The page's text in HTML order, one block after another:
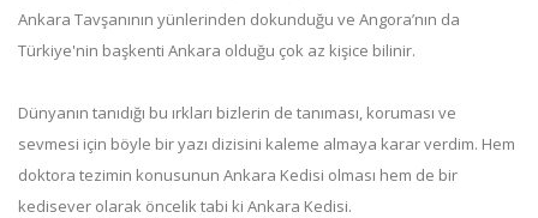
Ankara Tavşanının yünlerinden dokunduğu ve Angora’nın da
Türkiye'nin başkenti Ankara olduğu çok az kişice bilinir.
Dünyanın tanıdığı bu ırkları bizlerin de tanıması, koruması ve
sevmesi için böyle bir yazı dizisini kaleme almaya karar verdim. Hem
doktora tezimin konusunun Ankara Kedisi olması hem de bir
kedisever olarak öncelik tabi ki Ankara Kedisi.